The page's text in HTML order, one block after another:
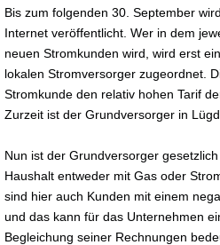
Bis zum folgenden 30. September
Internet veröffentlicht. Wer in dem
neuen Stromkunden wird, wird erst
lokalen Stromversorger zugeordnet.
Stromkunde den relativ hohen Tarif
Zurzeit ist der Grundversorger in
Nun ist der Grundversorger
Haushalt entweder mit Gas oder
sind hier auch Kunden mit einem
und das kann für das Unternehmen
Begleichung seiner Rechnungen